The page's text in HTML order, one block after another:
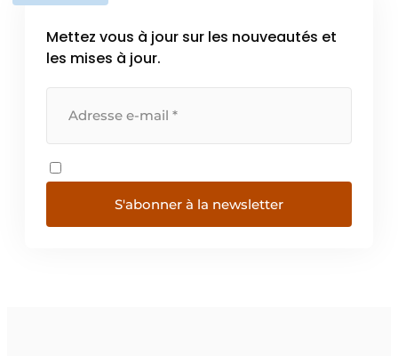
Mettez vous à jour sur les nouveautés et
les mises à jour.
S'abonner à la newsletter